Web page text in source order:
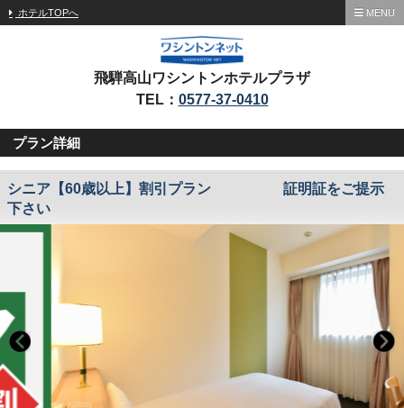
ホテルTOPへ MENU
飛騨高山ワシントンホテルプラザ
TEL： 0577-37-0410
プラン詳細
シニア【60歳以上】割引プラン 証明証をご提示
下さい